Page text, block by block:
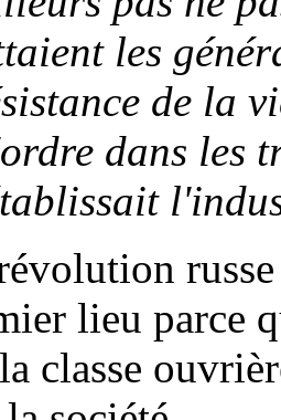
les
de la
dans les
lieu parce
classe